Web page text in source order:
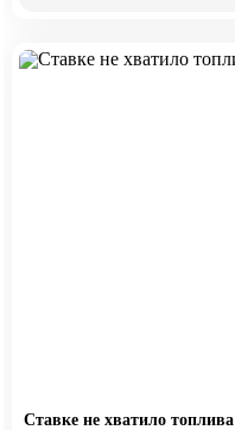
Ставке не хватило топлива